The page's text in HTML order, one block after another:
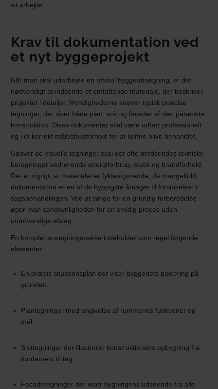
sit arbejde.
Krav til dokumentation ved
et nyt byggeprojekt
Når man skal udarbejde en officiel byggeansøgning, er det
nødvendigt at indsende et omfattende materiale, der beskriver
projektet i detaljer. Myndighederne kræver typisk præcise
tegninger, der viser både plan, snit og facader af den påtænkte
konstruktion. Disse dokumenter skal være udført professionelt
og i et korrekt målestoksforhold for at kunne blive behandlet.
Udover de visuelle tegninger skal der ofte medsendes tekniske
beregninger vedrørende energiforbrug, statik og brandforhold.
Det er vigtigt, at materialet er fyldestgørende, da mangelfuld
dokumentation er en af de hyppigste årsager til forsinkelser i
sagsbehandlingen. Ved at sørge for en grundig forberedelse
øger man sandsynligheden for en smidig proces uden
unødvendige afslag.
En komplet ansøgningspakke indeholder som regel følgende
elementer:
En præcis situationsplan der viser byggeriets placering på
grunden.
Plantegninger med angivelse af rummenes funktioner og
mål.
Snittegninger der illustrerer konstruktionens opbygning fra
fundament til tag.
Facadetegninger der viser bygningens udseende fra alle